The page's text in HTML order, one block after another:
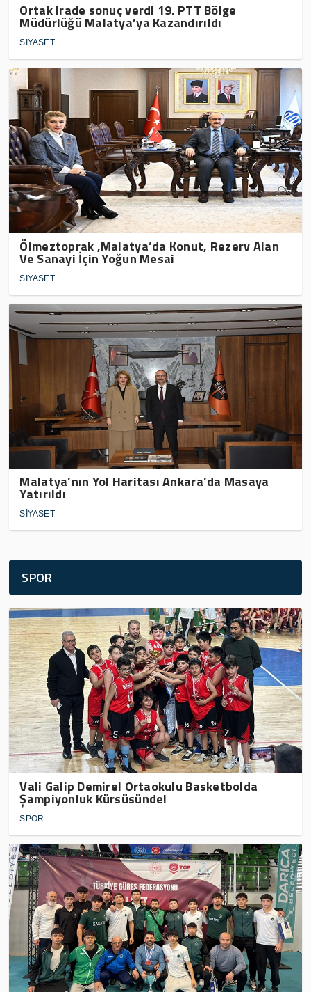
Ortak irade sonuç verdi 19. PTT Bölge
Müdürlüğü Malatya’ya Kazandırıldı
SİYASET
Ölmeztoprak ,Malatya’da Konut, Rezerv Alan
Ve Sanayi İçin Yoğun Mesai
SİYASET
Malatya’nın Yol Haritası Ankara’da Masaya
Yatırıldı
SİYASET
SPOR
Vali Galip Demirel Ortaokulu Basketbolda
Şampiyonluk Kürsüsünde!
SPOR